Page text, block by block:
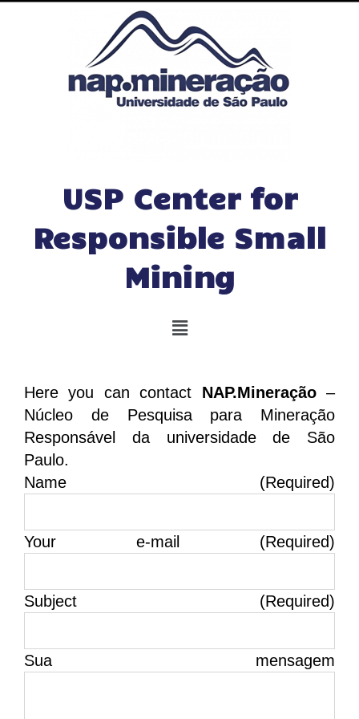
USP Center for
Responsible Small
Mining
Here you can contact NAP.Mineração–
Núcleo de Pesquisa para Mineração
Responsável da universidade de São
Paulo.
Name (Required)
Your e-mail (Required)
Subject (Required)
Sua mensagem